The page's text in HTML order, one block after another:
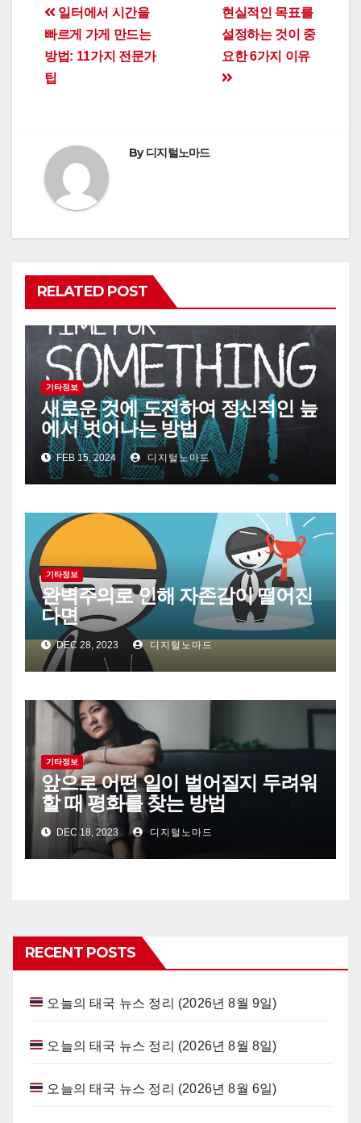
Post
navigation
현실적인 목표를
설정하는 것이 중
요한 6가지 이유
일터에서 시간을
빠르게 가게 만드는
방법: 11가지 전문가
팁
By디지털노마드
RELATED POST
기타정보
새로운 것에 도전하여 정신적인 늪
에서 벗어나는 방법
FEB 15, 2024 디지털노마드
기타정보
완벽주의로 인해 자존감이 떨어진
다면
DEC 28, 2023 디지털노마드
기타정보
앞으로 어떤 일이 벌어질지 두려워
할 때 평화를 찾는 방법
DEC 18, 2023 디지털노마드
RECENT POSTS
오늘의 태국 뉴스 정리 (2026년 8월 9일)
오늘의 태국 뉴스 정리 (2026년 8월 8일)
오늘의 태국 뉴스 정리 (2026년 8월 6일)